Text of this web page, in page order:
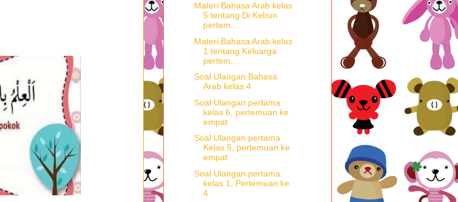
Materi Bahasa Arab kelas
5 tentang Di Kebun
pertem...
Materi Bahasa Arab kelas
1 tentang Keluarga
pertem...
Soal Ulangan Bahasa
Arab kelas 4
Soal Ulangan pertama
kelas 6, pertemuan ke
empat
Soal Ulangan pertama
Kelas 5, pertemuan ke
empat
Soal Ulangan pertama
kelas 1, Pertemuan ke
4